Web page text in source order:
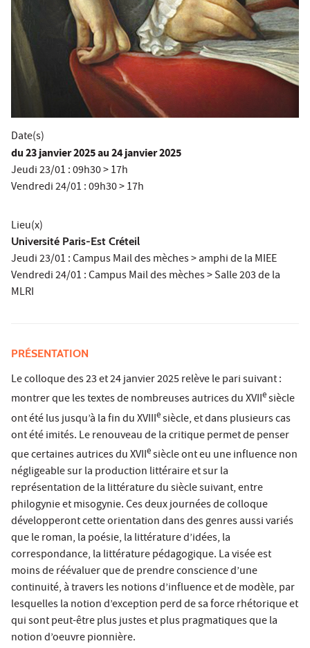
Date(s)
du23 janvier 2025au 24 janvier 2025
Jeudi 23/01 : 09h30 > 17h
Vendredi 24/01 : 09h30 > 17h
Lieu(x)
Université Paris-Est Créteil
Jeudi 23/01 : Campus Mail des mèches > amphi de la MIEE
Vendredi 24/01 : Campus Mail des mèches > Salle 203 de la
MLRI
PRÉSENTATION
Le colloque des 23 et 24 janvier 2025 relève le pari suivant :
montrer que les textes de nombreuses autrices du XVIIesiècle
ont été lus jusqu’à la fin du XVIIIesiècle, et dans plusieurs cas
ont été imités. Le renouveau de la critique permet de penser
que certaines autrices du XVIIesiècle ont eu une influence non
négligeable sur la production littéraire et sur la
représentation de la littérature du siècle suivant, entre
philogynie et misogynie. Ces deux journées de colloque
développeront cette orientation dans des genres aussi variés
que le roman, la poésie, la littérature d’idées, la
correspondance, la littérature pédagogique. La visée est
moins de réévaluer que de prendre conscience d’une
continuité, à travers les notions d’influence et de modèle, par
lesquelles la notion d’exception perd de sa force rhétorique et
qui sont peut-être plus justes et plus pragmatiques que la
notion d’oeuvre pionnière.